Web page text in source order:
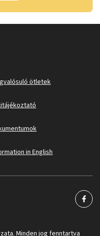
ötletek
in English
Minden jog fenntartva